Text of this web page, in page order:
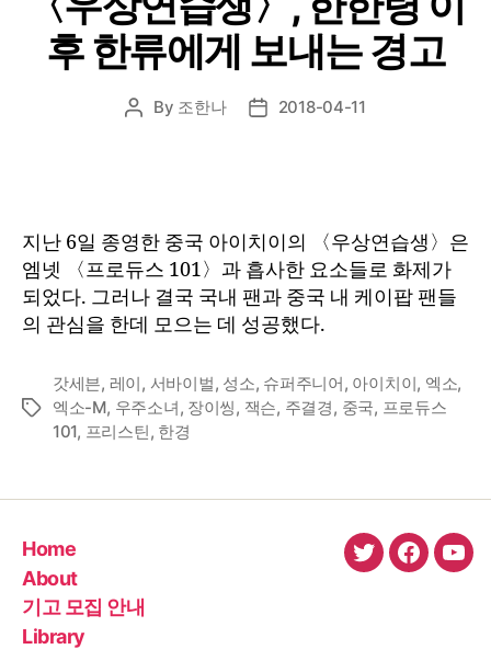
후 한류에게 보내는 경고
Post
By 조한나
Post2018-04-11
지난 6일 종영한 중국 아이치이의 〈우상연습생〉은
엠넷 〈프로듀스 101〉과 흡사한 요소들로 화제가
되었다. 그러나 결국 국내 팬과 중국 내 케이팝 팬들
의 관심을 한데 모으는 데 성공했다.
Tags
갓세븐, 레이, 서바이벌, 성소, 슈퍼주니어, 아이치이, 엑소,
엑소-M, 우주소녀, 장이씽, 잭슨, 주결경, 중국, 프로듀스
101, 프리스틴, 한경
Home
About
기고 모집 안내
Library
twitter